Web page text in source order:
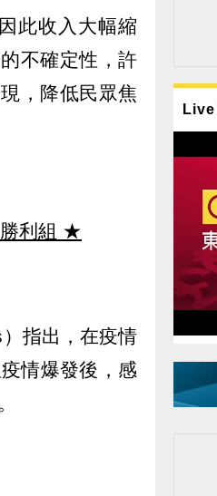
此收入大幅縮
不確定性，許
，降低民眾焦
利組 ★
指出，在疫情
情爆發後，感